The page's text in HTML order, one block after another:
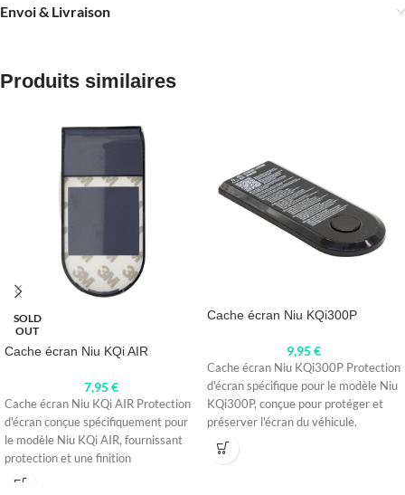
Envoi & Livraison
Produits similaires
SOLD
OUT
Cache écran Niu KQi AIR
7,95€
Cache écran Niu KQi AIR Protection
d'écran conçue spécifiquement pour
le modèle Niu KQi AIR, fournissant
protection et une finition
Cache écran Niu KQi300P
9,95€
Cache écran Niu KQi300P Protection
d'écran spécifique pour le modèle Niu
KQi300P, conçue pour protéger et
préserver l'écran du véhicule.